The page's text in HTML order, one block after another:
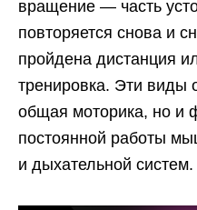
вращение — часть
повторяется снова и
пройдена дистанция
тренировка. Эти виды
общая моторика, но и
постоянной работы
и дыхательной систем.